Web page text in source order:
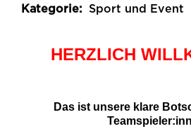
Kategorie: Sport und Event
HERZLICH
Das ist unsere klare